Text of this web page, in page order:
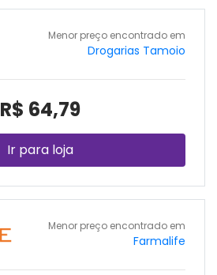
Menor preço encontrado em
Drogarias Tamoio
R$ 64,79
Ir para loja
Menor preço encontrado em
Farmalife